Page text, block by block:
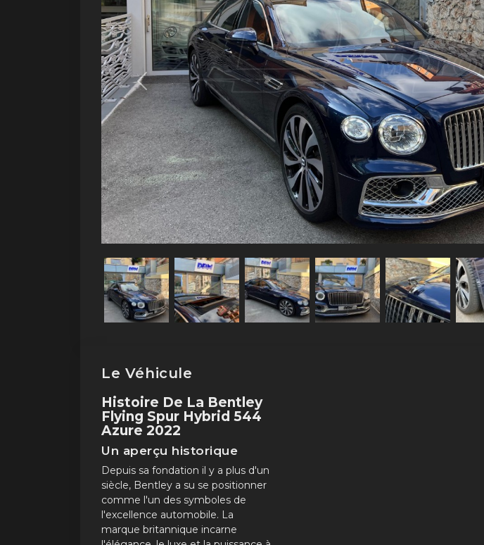
Précédent
Le Véhicule
Histoire De La Bentley
Flying Spur Hybrid 544
Azure 2022
Un aperçu historique
Depuis sa fondation il y a plus d'un
siècle, Bentley a su se positionner
comme l'un des symboles de
l'excellence automobile. La
marque britannique incarne